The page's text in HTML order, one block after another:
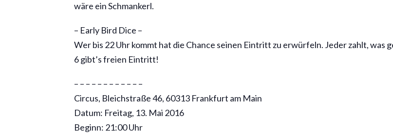
wäre ein Schmankerl.
– Early Bird Dice –
Wer bis 22 Uhr kommt hat die Chance seinen Eintritt zu erwürfeln. Jeder zahlt, was
6 gibt’s freien Eintritt!
– – – – – – – – – – – –
Circus, Bleichstraße 46, 60313 Frankfurt am Main
Datum: Freitag, 13. Mai 2016
Beginn: 21:00 Uhr